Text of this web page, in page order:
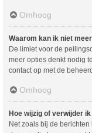
Omhoog
Waarom kan ik niet
De limiet voor de
meer opties denkt nodig
contact op met de
Omhoog
Hoe wijzig of verwijder
Net zoals bij de